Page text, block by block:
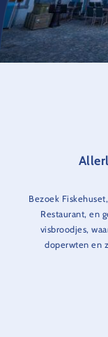
Bezoek
Restaurant, en
visbroodjes,
doperwten en
bereid volgens